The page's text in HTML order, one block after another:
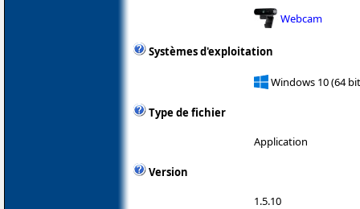
Webcam
Systèmes d'exploitation
Windows 10 (64
Type de fichier
Application
Version
1.5.10